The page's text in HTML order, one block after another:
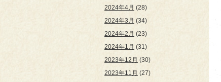
2024年4月 (28)
2024年3月 (34)
2024年2月 (23)
2024年1月 (31)
2023年12月 (30)
2023年11月 (27)